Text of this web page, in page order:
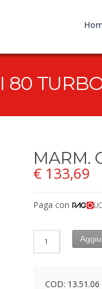
80
MARM.
€ 133,69
Paga con
COD: 13.51.06